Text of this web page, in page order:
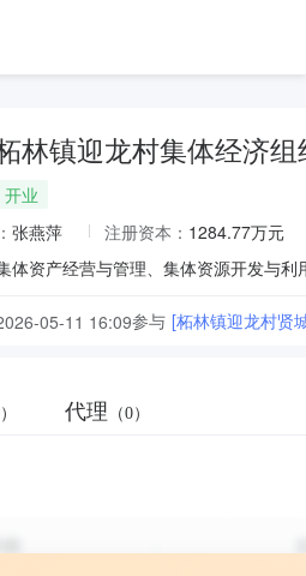
林镇迎龙村集体经济组
开业
张燕萍 注册资本： 1284.77万元
体资产经营与管理、集体资源开发与
05-11 16:09参与 [柘林镇迎龙村贤
代理 （0）